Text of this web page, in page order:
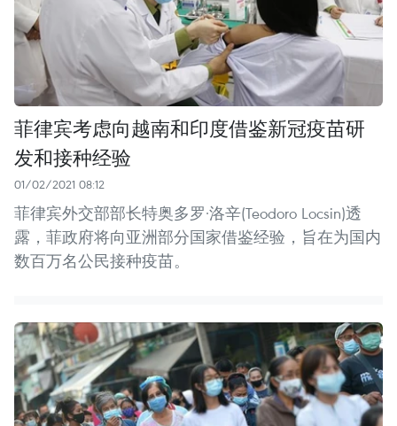
菲律宾考虑向越南和印度借鉴新冠疫苗研
发和接种经验
01/02/2021 08:12
菲律宾外交部部长特奥多罗·洛辛(Teodoro Locsin)透
露，菲政府将向亚洲部分国家借鉴经验，旨在为国内
数百万名公民接种疫苗。